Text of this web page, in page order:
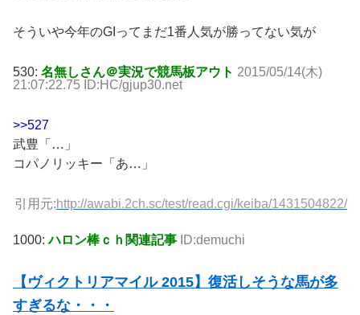
そういや今年のGIってまだ1番人気が勝ってない気が
530: 名無しさん＠実況で競馬板アウト 2015/05/14(木)
21:07:22.75 ID:HC/gjup30.net
>>527
武豊「…」
コパノリッキー「あ…」
引用元:http://awabi.2ch.sc/test/read.cgi/keiba/1431504822/
1000:ハロン棒ｃｈ関連記事 ID:demuchi
【ヴィクトリアマイル 2015】復活しそうな馬が多
すぎるな・・・